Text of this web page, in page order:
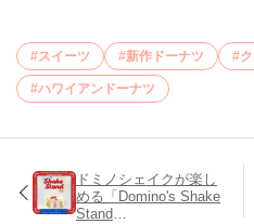
スイーツ 新作ドーナツ
ハワイアンドーナツ
ドミノシェイクが楽し
める「Domino's Shake
Stand